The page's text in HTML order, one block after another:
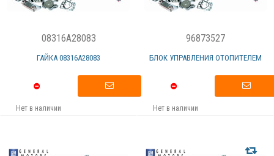
08316A28083
ГАЙКА 08316А28083
Нет в наличии
96873527
БЛОК УПРАВЛЕНИЯ ОТОПИТЕЛЕМ
Нет в наличии